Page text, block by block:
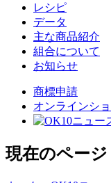
レシピ
データ
主な商品紹介
組合について
お知らせ
商標申請
オンラインシ
現在のページ